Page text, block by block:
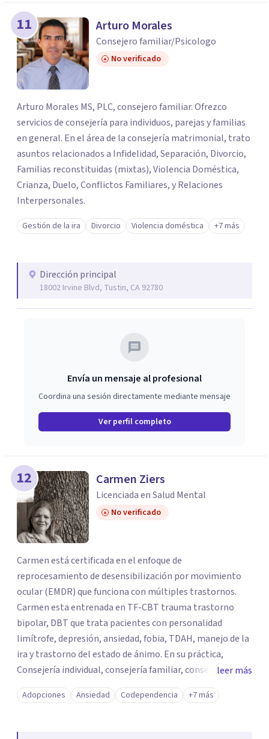
11 Arturo Morales
Consejero familiar/Psicologo
No verificado
Arturo Morales MS, PLC, consejero familiar. Ofrezco
servicios de consejería para individuos, parejas y familias
en general. En el área de la consejería matrimonial, trato
asuntos relacionados a Infidelidad, Separación, Divorcio,
Familias reconstituidas (mixtas), Violencia Doméstica,
Crianza, Duelo, Conflictos Familiares, y Relaciones
Interpersonales.
Gestión de la ira Divorcio Violencia doméstica +7 más
Dirección principal
18002 Irvine Blvd, Tustin, CA 92780
Envía un mensaje al profesional
Coordina una sesión directamente mediante mensaje
Ver perfil completo
12 Carmen Ziers
Licenciada en Salud Mental
No verificado
Carmen está certificada en el enfoque de
reprocesamiento de desensibilización por movimiento
ocular (EMDR) que funciona con múltiples trastornos.
Carmen esta entrenada en TF-CBT trauma trastorno
bipolar, DBT que trata pacientes con personalidad
limítrofe, depresión, ansiedad, fobia, TDAH, manejo de la
ira y trastorno del estado de ánimo. En su práctica,
Consejería individual, consejería familiar, consejería de
pareja. Ella es muy versada y conocedora de varias
técnicas de asesoramiento como la terapia conductual
la terapia centrada en soluciones, la terapia de atención
leer más
Adopciones Ansiedad Codependencia +7 más